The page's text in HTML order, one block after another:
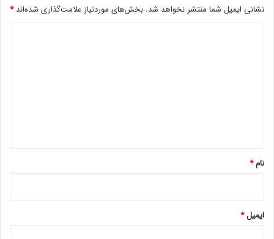
نشانی ایمیل شما منتشر نخواهد شد. بخش‌های موردنیاز علامت‌گذاری شده‌اند*
نام*
ایمیل*